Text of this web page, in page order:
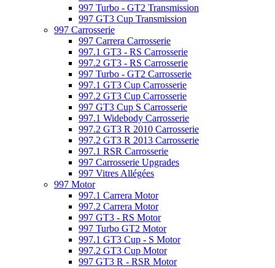
997 Turbo - GT2 Transmission
997 GT3 Cup Transmission
997 Carrosserie
997 Carrera Carrosserie
997.1 GT3 - RS Carrosserie
997.2 GT3 - RS Carrosserie
997 Turbo - GT2 Carrosserie
997.1 GT3 Cup Carrosserie
997.2 GT3 Cup Carrosserie
997 GT3 Cup S Carrosserie
997.1 Widebody Carrosserie
997.2 GT3 R 2010 Carrosserie
997.2 GT3 R 2013 Carrosserie
997.1 RSR Carrosserie
997 Carrosserie Upgrades
997 Vitres Allégées
997 Motor
997.1 Carrera Motor
997.2 Carrera Motor
997 GT3 - RS Motor
997 Turbo GT2 Motor
997.1 GT3 Cup - S Motor
997.2 GT3 Cup Motor
997 GT3 R - RSR Motor